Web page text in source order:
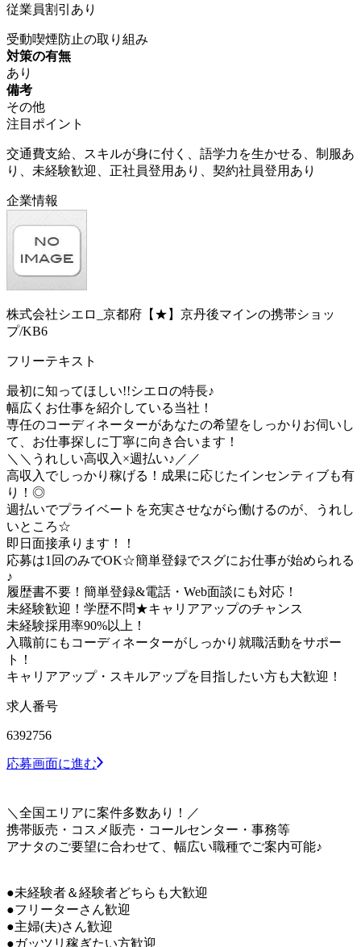
従業員割引あり
受動喫煙防止の取り組み
対策の有無
あり
備考
その他
注目ポイント
交通費支給、スキルが身に付く、語学力を生かせる、制服あ
り、未経験歓迎、正社員登用あり、契約社員登用あり
企業情報
株式会社シエロ_京都府【★】京丹後マインの携帯ショッ
プ/KB6
フリーテキスト
最初に知ってほしい!!シエロの特長♪
幅広くお仕事を紹介している当社！
専任のコーディネーターがあなたの希望をしっかりお伺いし
て、お仕事探しに丁寧に向き合います！
＼＼うれしい高収入×週払い♪／／
高収入でしっかり稼げる！成果に応じたインセンティブも有
り！◎
週払いでプライベートを充実させながら働けるのが、うれし
いところ☆
即日面接承ります！！
応募は1回のみでOK☆簡単登録でスグにお仕事が始められる
♪
履歴書不要！簡単登録&電話・Web面談にも対応！
未経験歓迎！学歴不問★キャリアアップのチャンス
未経験採用率90%以上！
入職前にもコーディネーターがしっかり就職活動をサポー
ト！
キャリアアップ・スキルアップを目指したい方も大歓迎！
求人番号
6392756
応募画面に進む
＼全国エリアに案件多数あり！／
携帯販売・コスメ販売・コールセンター・事務等
アナタのご要望に合わせて、幅広い職種でご案内可能♪
●未経験者＆経験者どちらも大歓迎
●フリーターさん歓迎
●主婦(夫)さん歓迎
●ガッツリ稼ぎたい方歓迎